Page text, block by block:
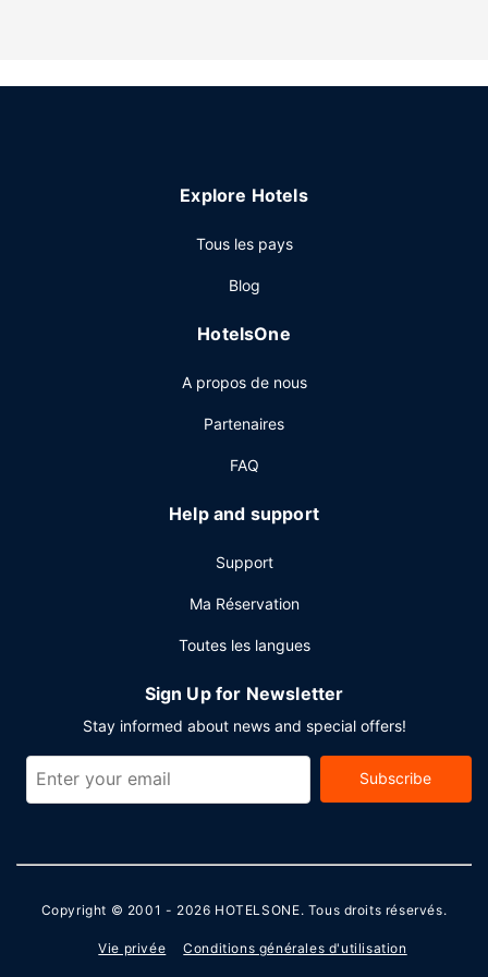
La détente avant tout ! Profitez des nombreuses options
Explore Hotels
Tous les pays
Blog
HotelsOne
A propos de nous
Partenaires
FAQ
Help and support
Support
Ma Réservation
Toutes les langues
Sign Up for Newsletter
Stay informed about news and special offers!
Subscribe
Copyright © 2001 - 2026 HOTELSONE. Tous droits réservés.
Vie privée Conditions générales d'utilisation